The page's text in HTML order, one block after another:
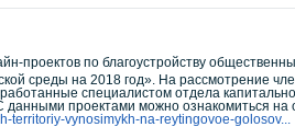
проектов по благоустройству
среды на 2018 год». На рассмотрение
специалистом отдела
проектами можно ознакомиться на
territoriy-vynosimykh-na-reytingovoe-golosov...